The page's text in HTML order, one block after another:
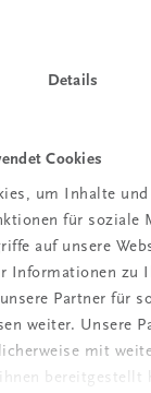
Details
Cookies
um Inhalte
für soziale
auf unsere
Informationen zu
Partner für
weiter. Unsere
mit
bereitgestellt